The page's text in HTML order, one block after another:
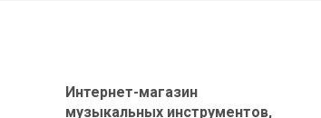
Интернет-магазин
музыкальных инструментов,